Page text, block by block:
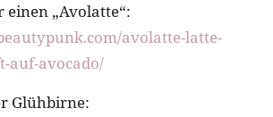
einen „Avolatte“:
avolatte-latte-
auf-avocado/
Glühbirne: